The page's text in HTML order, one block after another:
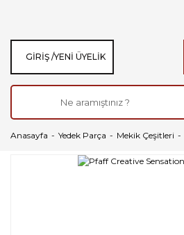
GIRIŞ /YENI ÜYELIK
Anasayfa Yedek Parça Mekik Çeşitleri